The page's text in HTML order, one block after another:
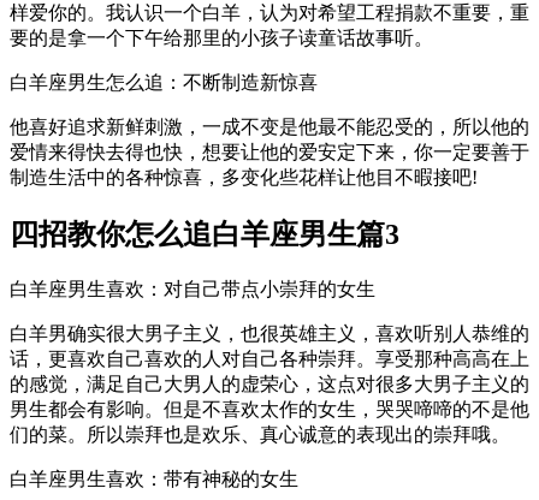
样爱你的。我认识一个白羊，认为对希望工程捐款不重要，重
要的是拿一个下午给那里的小孩子读童话故事听。
白羊座男生怎么追：不断制造新惊喜
他喜好追求新鲜刺激，一成不变是他最不能忍受的，所以他的
爱情来得快去得也快，想要让他的爱安定下来，你一定要善于
制造生活中的各种惊喜，多变化些花样让他目不暇接吧!
四招教你怎么追白羊座男生篇3
白羊座男生喜欢：对自己带点小崇拜的女生
白羊男确实很大男子主义，也很英雄主义，喜欢听别人恭维的
话，更喜欢自己喜欢的人对自己各种崇拜。享受那种高高在上
的感觉，满足自己大男人的虚荣心，这点对很多大男子主义的
男生都会有影响。但是不喜欢太作的女生，哭哭啼啼的不是他
们的菜。所以崇拜也是欢乐、真心诚意的表现出的崇拜哦。
白羊座男生喜欢：带有神秘的女生